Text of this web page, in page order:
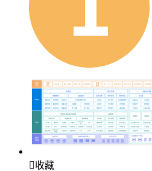
收藏